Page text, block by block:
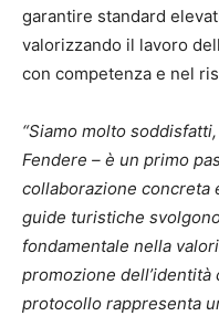
garantire standard
valorizzando il lavoro
con competenza e nel
“Siamo molto
Fendere – è un primo
collaborazione concreta
guide turistiche
fondamentale nella
promozione
protocollo rappresenta